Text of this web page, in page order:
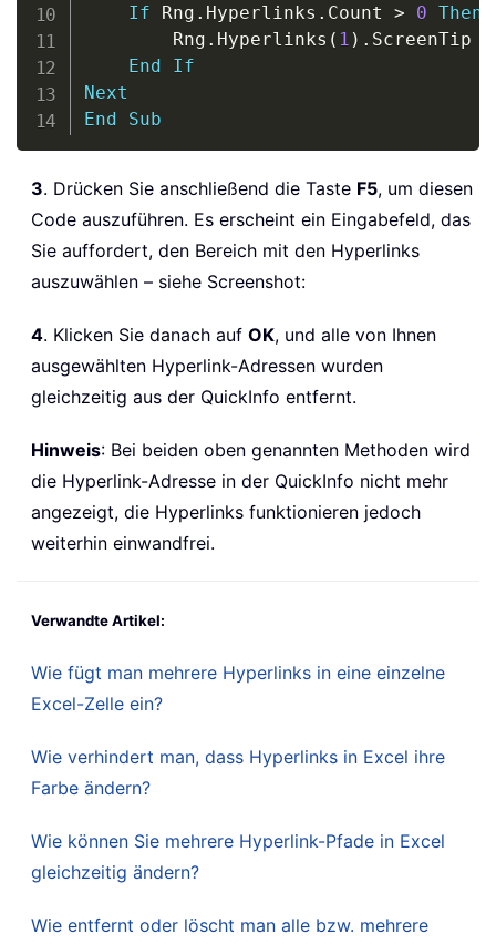
If Rng . Hyperlinks . Count > 0 Then
        Rng
. Hyperlinks ( 1 ) . ScreenTip
End
If
Next
End
Sub
3. Drücken Sie anschließend die Taste F5, um diesen
Code auszuführen. Es erscheint ein Eingabefeld, das
Sie auffordert, den Bereich mit den Hyperlinks
auszuwählen – siehe Screenshot:
4. Klicken Sie danach auf OK, und alle von Ihnen
ausgewählten Hyperlink-Adressen wurden
gleichzeitig aus der QuickInfo entfernt.
Hinweis: Bei beiden oben genannten Methoden wird
die Hyperlink-Adresse in der QuickInfo nicht mehr
angezeigt, die Hyperlinks funktionieren jedoch
weiterhin einwandfrei.
Verwandte Artikel:
Wie fügt man mehrere Hyperlinks in eine einzelne
Excel-Zelle ein?
Wie verhindert man, dass Hyperlinks in Excel ihre
Farbe ändern?
Wie können Sie mehrere Hyperlink-Pfade in Excel
gleichzeitig ändern?
Wie entfernt oder löscht man alle bzw. mehrere